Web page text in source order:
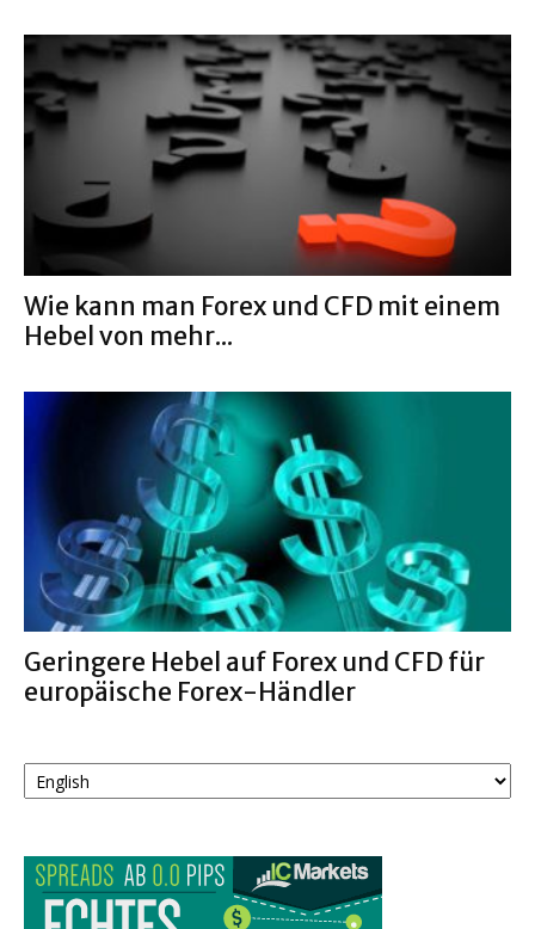
Wie kann man Forex und CFD mit einem
Hebel von mehr...
Geringere Hebel auf Forex und CFD für
europäische Forex-Händler
Sprache
auswählen